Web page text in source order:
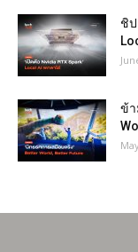
ชิป
ข้า